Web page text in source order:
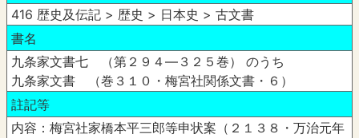
416 歴史及伝記 > 歴史 > 日本史 > 古文書
書名
九条家文書七 （第２９４―３２５巻） のうち
九条家文書 （巻３１０・梅宮社関係文書・６）
註記等
内容：梅宮社家橋本平三郎等申状案（２１３８・万治元年